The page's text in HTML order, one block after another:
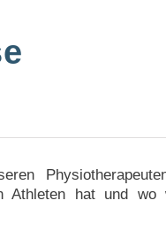
Athleten hat und wo